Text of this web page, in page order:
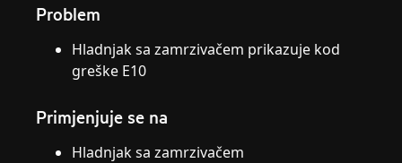
Problem
Hladnjak sa zamrzivačem prikazuje kod
greške E10
Primjenjuje se na
Hladnjak sa zamrzivačem